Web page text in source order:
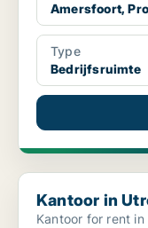
Amersfoort,
Type
Bedrijfsruimte
Kantoor in Utrecht
Kantoor in
Kantoor for rent